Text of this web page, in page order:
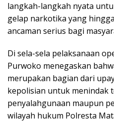
langkah-langkah nyata
gelap narkotika yang
ancaman serius bagi
Di sela-sela pelaksanaan
Purwoko menegaskan
merupakan bagian dari
kepolisian untuk menindak
penyalahgunaan maupun
wilayah hukum Polresta